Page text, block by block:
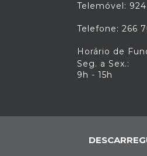
Telemóvel:
Telefone: 266
Horário de
Seg. a Sex.:
9h - 15h